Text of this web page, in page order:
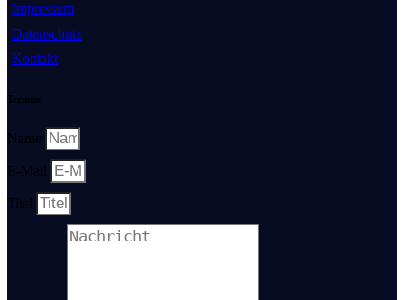
Impressum
Datenschutz
Kontakt
Termine
Name
E-Mail
Titel